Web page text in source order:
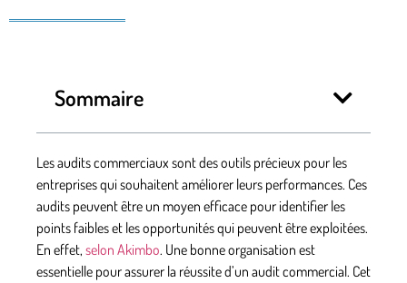
Sommaire
Les audits commerciaux sont des outils précieux pour les
entreprises qui souhaitent améliorer leurs performances. Ces
audits peuvent être un moyen efficace pour identifier les
points faibles et les opportunités qui peuvent être exploitées.
En effet, selon Akimbo. Une bonne organisation est
essentielle pour assurer la réussite d’un audit commercial. Cet